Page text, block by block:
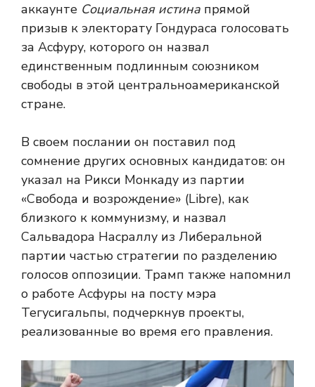
аккаунте Социальная истина прямой
призыв к электорату Гондураса голосовать
за Асфуру, которого он назвал
единственным подлинным союзником
свободы в этой центральноамериканской
стране.
В своем послании он поставил под
сомнение других основных кандидатов: он
указал на Рикси Монкаду из партии
«Свобода и возрождение» (Libre), как
близкого к коммунизму, и назвал
Сальвадора Насраллу из Либеральной
партии частью стратегии по разделению
голосов оппозиции. Трамп также напомнил
о работе Асфуры на посту мэра
Тегусигальпы, подчеркнув проекты,
реализованные во время его правления.